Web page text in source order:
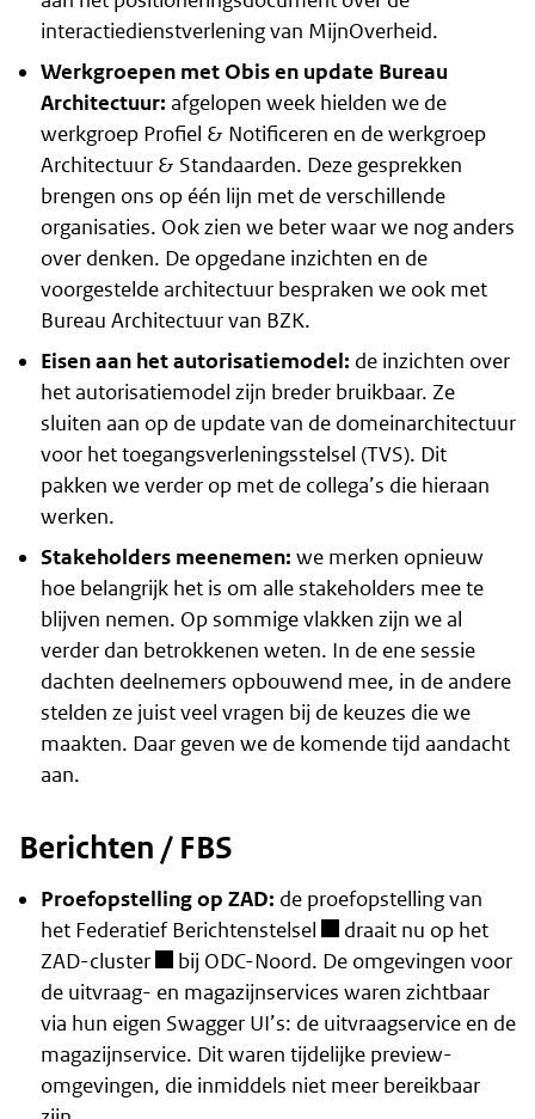
interactiedienstverlening van MijnOverheid.
Werkgroepen met Obis en update Bureau
Architectuur: afgelopen week hielden we de
werkgroep Profiel & Notificeren en de werkgroep
Architectuur & Standaarden. Deze gesprekken
brengen ons op één lijn met de verschillende
organisaties. Ook zien we beter waar we nog anders
over denken. De opgedane inzichten en de
voorgestelde architectuur bespraken we ook met
Bureau Architectuur van BZK.
Eisen aan het autorisatiemodel: de inzichten over
het autorisatiemodel zijn breder bruikbaar. Ze
sluiten aan op de update van de domeinarchitectuur
voor het toegangsverleningsstelsel (TVS). Dit
pakken we verder op met de collega’s die hieraan
werken.
Stakeholders meenemen: we merken opnieuw
hoe belangrijk het is om alle stakeholders mee te
blijven nemen. Op sommige vlakken zijn we al
verder dan betrokkenen weten. In de ene sessie
dachten deelnemers opbouwend mee, in de andere
stelden ze juist veel vragen bij de keuzes die we
maakten. Daar geven we de komende tijd aandacht
aan.
Berichten / FBS
Proefopstelling op ZAD: de proefopstelling van
het Federatief Berichtenstelsel
draait nu op het
ZAD-cluster
bij ODC-Noord. De omgevingen voor
de uitvraag- en magazijnservices waren zichtbaar
via hun eigen Swagger UI’s: de uitvraagservice en de
magazijnservice. Dit waren tijdelijke preview-
omgevingen, die inmiddels niet meer bereikbaar